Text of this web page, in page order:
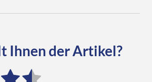
Ihnen der Artikel?